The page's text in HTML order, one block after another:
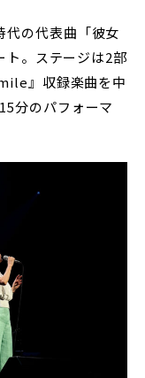
代の代表曲「彼女
ト。ステージは2部
』収録楽曲を中
分のパフォーマ